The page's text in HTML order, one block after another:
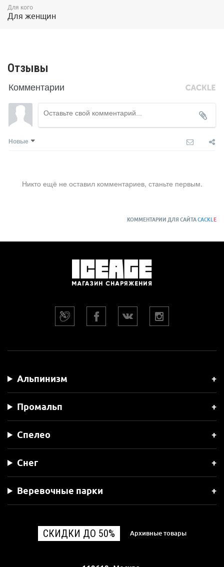
Для кого
Для женщин
Отзывы
Комментарии
Новые
Никто ещё не оставил комментариев, станьте первым.
КОММЕНТАРИИ ДЛЯ САЙТАCACKLE
Альпинизм
Промальп
Спелео
Снег
Веревочные парки
СКИДКИ ДО 50% Архивные товары